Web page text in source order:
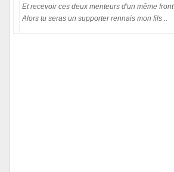
Et recevoir ces deux menteurs d'un même front
Alors tu seras un supporter rennais mon fils ..